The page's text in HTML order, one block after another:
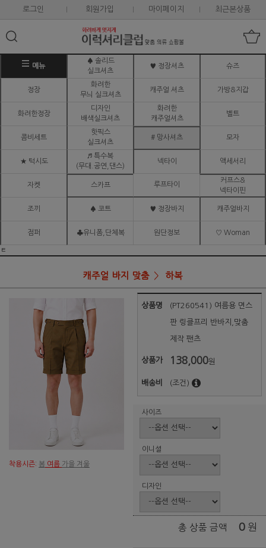
로그인 회원가입 마이페이지 최근본상품
메뉴
♠ 솔리드
실크셔츠
♥ 정장셔츠 슈즈
정장
화려한
무늬 실크셔츠
캐주얼 셔츠 가방&지갑
화려한정장
디자인
배색실크셔츠
화려한
캐주얼셔츠
벨트
콤비세트
핫픽스
실크셔츠
# 망사셔츠 모자
★ 턱시도
♬ 특수복
(무대.공연,댄스)
넥타이 액세서리
자켓 스카프 루프타이
커프스&
넥타이핀
조끼 ♠ 코트 ♥ 정장바지 캐주얼바지
점퍼 ♣유니폼,단체복 원단정보 ♡ Woman
ㅌ
캐주얼 바지 맞춤 하복
착용시즌: 봄 여름 가을 겨울
상품명 (PT260541) 여름용 면스
판 링클프리 반바지,맞춤
제작 팬츠
상품가 138,000원
배송비 (조건)
사이즈
이니셜
디자인
총 상품 금액 0 원